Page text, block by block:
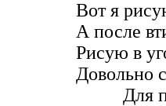
Вот я
А после
Рисую в
Довольно
Для